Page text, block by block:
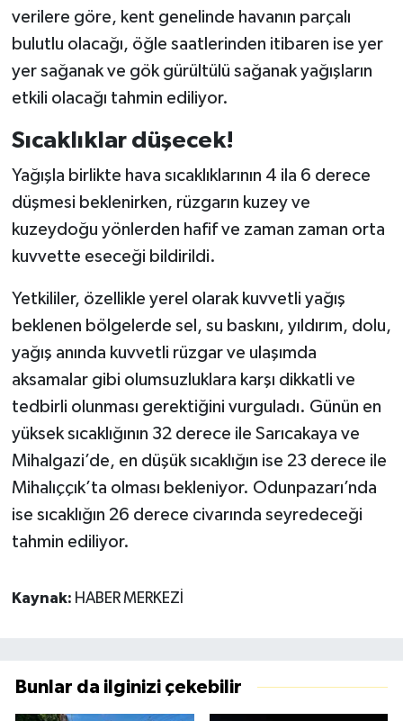
verilere göre, kent genelinde havanın parçalı
bulutlu olacağı, öğle saatlerinden itibaren ise yer
yer sağanak ve gök gürültülü sağanak yağışların
etkili olacağı tahmin ediliyor.
Sıcaklıklar düşecek!
Yağışla birlikte hava sıcaklıklarının 4 ila 6 derece
düşmesi beklenirken, rüzgarın kuzey ve
kuzeydoğu yönlerden hafif ve zaman zaman orta
kuvvette eseceği bildirildi.
Yetkililer, özellikle yerel olarak kuvvetli yağış
beklenen bölgelerde sel, su baskını, yıldırım, dolu,
yağış anında kuvvetli rüzgar ve ulaşımda
aksamalar gibi olumsuzluklara karşı dikkatli ve
tedbirli olunması gerektiğini vurguladı. Günün en
yüksek sıcaklığının 32 derece ile Sarıcakaya ve
Mihalgazi’de, en düşük sıcaklığın ise 23 derece ile
Mihalıççık’ta olması bekleniyor. Odunpazarı’nda
ise sıcaklığın 26 derece civarında seyredeceği
tahmin ediliyor.
Kaynak: HABER MERKEZİ
Bunlar da ilginizi çekebilir